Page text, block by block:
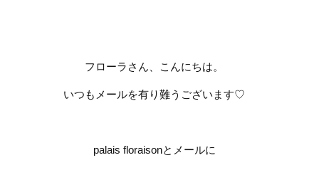
フローラさん、こんにちは。
いつもメールを有り難うございます♡
palais floraisonとメールに